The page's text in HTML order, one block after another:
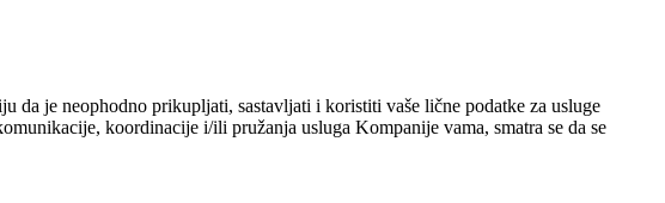
je neophodno prikupljati, sastavljati i koristiti vaše lične podatke za usluge
koordinacije i/ili pružanja usluga Kompanije vama, smatra se da se